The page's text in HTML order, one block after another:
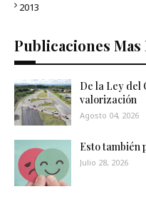
2013
Publicaciones Mas
De la Ley del
valorización
Agosto 04, 2026
Esto también
Julio 28, 2026